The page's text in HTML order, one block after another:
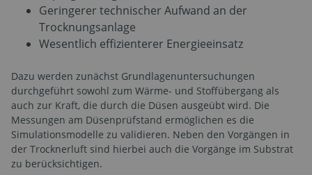
Geringerer technischer Aufwand an der
Trocknungsanlage
Wesentlich effizienterer Energieeinsatz
Dazu werden zunächst Grundlagenuntersuchungen
durchgeführt sowohl zum Wärme- und Stoffübergang als
auch zur Kraft, die durch die Düsen ausgeübt wird. Die
Messungen am Düsenprüfstand ermöglichen es die
Simulationsmodelle zu validieren. Neben den Vorgängen in
der Trocknerluft sind hierbei auch die Vorgänge im Substrat
zu berücksichtigen.